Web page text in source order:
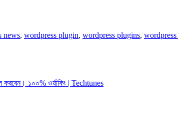
news, wordpress plugin, wordpress plugins,
করবেন। ১০০% ওর্য়াকিং | Techtunes